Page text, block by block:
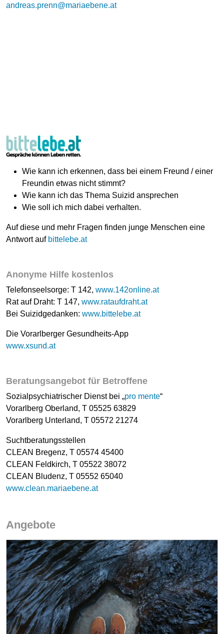
andreas.prenn@mariaebene.at
Wie kann ich erkennen, dass bei einem Freund / einer
Freundin etwas nicht stimmt?
Wie kann ich das Thema Suizid ansprechen
Wie soll ich mich dabei verhalten.
Auf diese und mehr Fragen finden junge Menschen eine
Antwort auf bittelebe.at
Anonyme Hilfe kostenlos
Telefonseelsorge: T 142, www.142online.at
Rat auf Draht: T 147, www.rataufdraht.at
Bei Suizidgedanken: www.bittelebe.at
Die Vorarlberger Gesundheits-App
www.xsund.at
Beratungsangebot für Betroffene
Sozialpsychiatrischer Dienst bei „pro mente“
Vorarlberg Oberland, T 05525 63829
Vorarlberg Unterland, T 05572 21274
Suchtberatungsstellen
CLEAN Bregenz, T 05574 45400
CLEAN Feldkirch, T 05522 38072
CLEAN Bludenz, T 05552 65040
www.clean.mariaebene.at
Angebote